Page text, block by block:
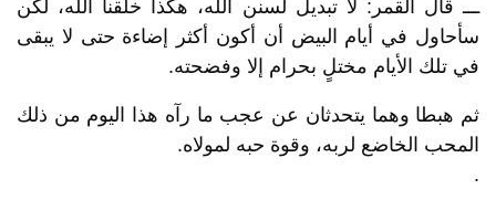
ـــ قال القمر: لا تبديل لسنن الله، هكذا خلقنا الله، لكن
سأحاول في أيام البيض أن أكون أكثر إضاءة حتى لا يبقى
في تلك الأيام مختلٍ بحرام إلا وفضحته.
ثم هبطا وهما يتحدثان عن عجب ما رآه هذا اليوم من ذلك
المحب الخاضع لربه، وقوة حبه لمولاه.
.